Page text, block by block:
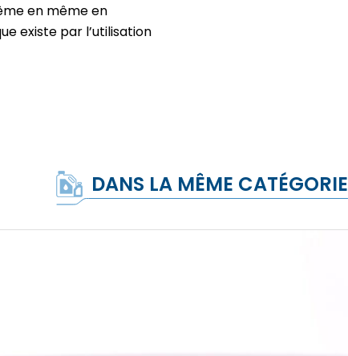
en même en
existe par l’utilisation
DANS LA MÊME CATÉGORIE